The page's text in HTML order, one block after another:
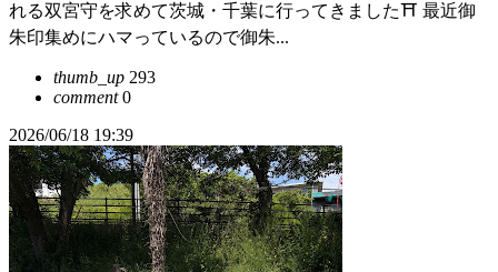
れる双宮守を求めて茨城・千葉に行ってきました⛩ 最近御
朱印集めにハマっているので御朱...
thumb_up 293
comment0
2026/06/18 19:39